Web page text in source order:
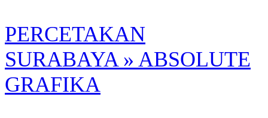
Skip
to
content
PERCETAKAN
SURABAYA » ABSOLUTE
GRAFIKA